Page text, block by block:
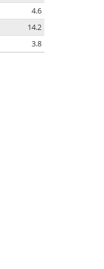
4.6
14.2
3.8